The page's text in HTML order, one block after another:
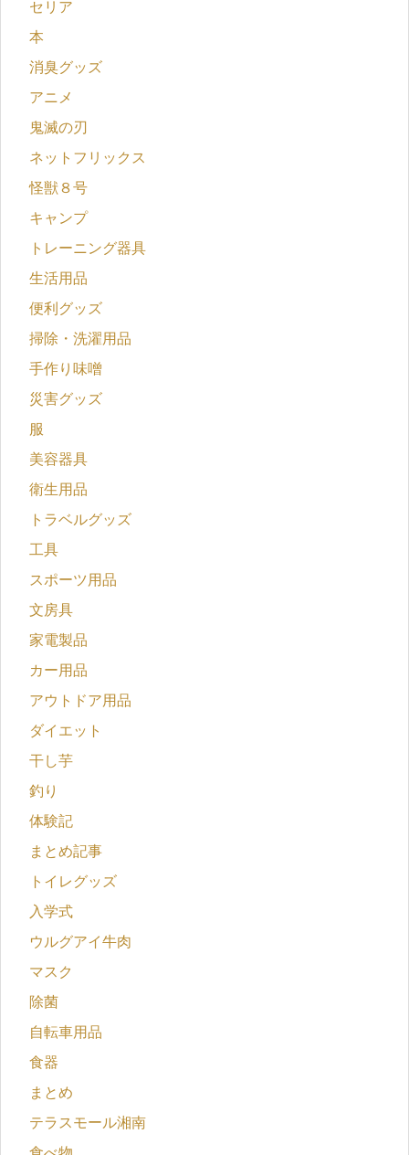
セリア
本
消臭グッズ
アニメ
鬼滅の刃
ネットフリックス
怪獣８号
キャンプ
トレーニング器具
生活用品
便利グッズ
掃除・洗濯用品
手作り味噌
災害グッズ
服
美容器具
衛生用品
トラベルグッズ
工具
スポーツ用品
文房具
家電製品
カー用品
アウトドア用品
ダイエット
干し芋
釣り
体験記
まとめ記事
トイレグッズ
入学式
ウルグアイ牛肉
マスク
除菌
自転車用品
食器
まとめ
テラスモール湘南